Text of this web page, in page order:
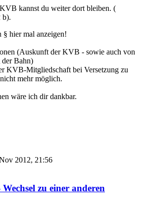
kannst du weiter dort bleiben. (
b).
hier mal anzeigen!
(Auskunft der KVB - sowie auch von
der Bahn)
KVB-Mitgliedschaft bei Versetzung zu
mehr möglich.
wäre ich dir dankbar.
2012, 21:56
zu einer anderen